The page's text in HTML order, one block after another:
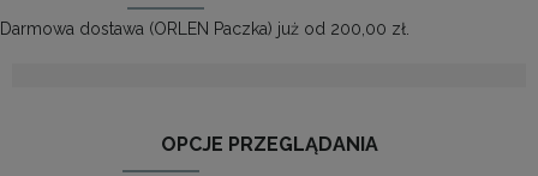
Darmowa dostawa (ORLEN Paczka) już od 200,00 zł.
OPCJE PRZEGLĄDANIA